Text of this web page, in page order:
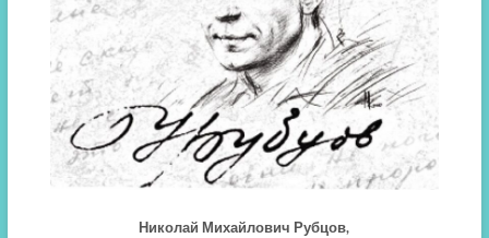
Николай Михайлович Рубцов,